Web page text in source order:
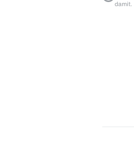
damit.